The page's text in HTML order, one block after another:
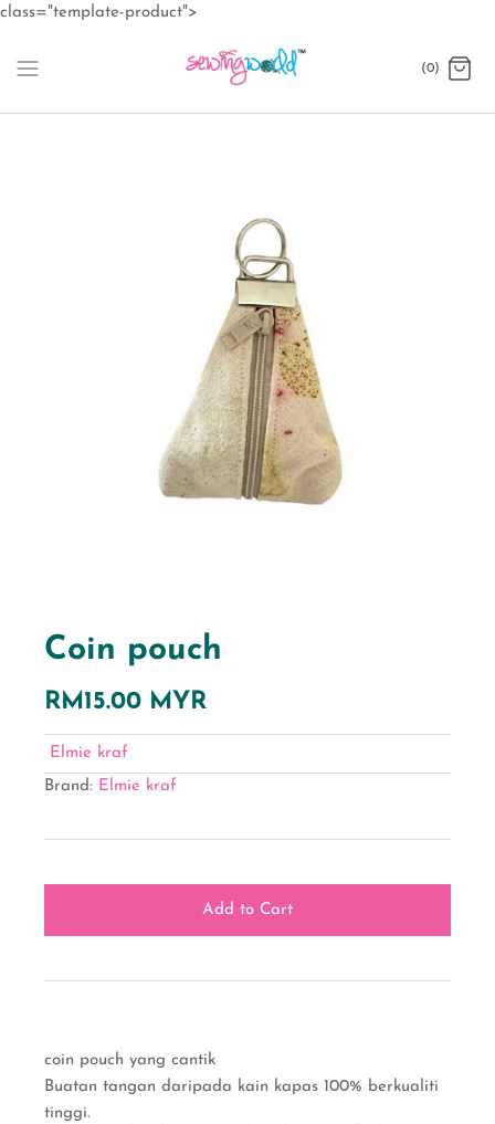
class="template-product">
content
(0)
Coin pouch
RM15.00 MYR
Elmie kraf
Brand: Elmie kraf
coin pouch yang cantik
Buatan tangan daripada kain kapas 100% berkualiti
tinggi.